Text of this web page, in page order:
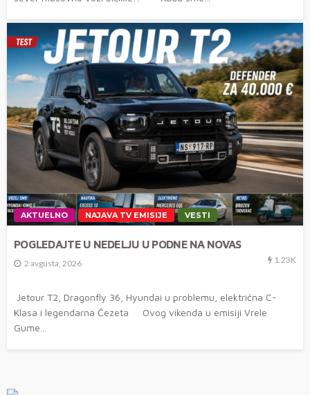
AKTUELNO NAJAVA TV EMISIJE VESTI
POGLEDAJTE U NEDELJU U PODNE NA NOVAS
2 avgusta, 2026 1.23K
Jetour T2, Dragonfly 36, Hyundai u problemu, električna C-
Klasa i legendarna Čezeta Ovog vikenda u emisiji Vrele
Gume...